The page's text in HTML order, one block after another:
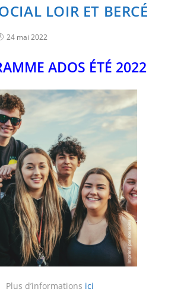
LOIR ET BERCÉ
24 mai 2022
ADOS ÉTÉ 2022
Plus d’informations ici